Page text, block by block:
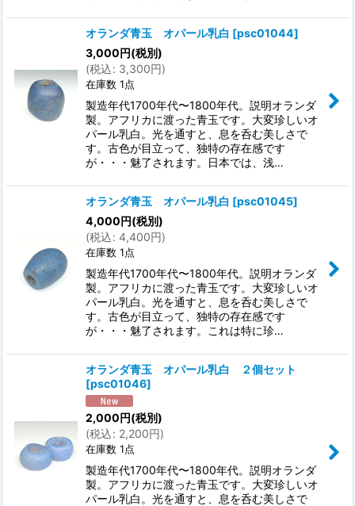
オランダ青玉 オパール乳白 [psc01044]
3,000円(税別)
(税込: 3,300円)
在庫数 1点
製造年代1700年代〜1800年代。説明オランダ
製。アフリカに渡った青玉です。大変珍しいオ
パール乳白。光を通すと、息を呑む美しさで
す。古色が目立って、独特の存在感です
が・・・魅了されます。日本では、浅…
オランダ青玉 オパール乳白 [psc01045]
4,000円(税別)
(税込: 4,400円)
在庫数 1点
製造年代1700年代〜1800年代。説明オランダ
製。アフリカに渡った青玉です。大変珍しいオ
パール乳白。光を通すと、息を呑む美しさで
す。古色が目立って、独特の存在感です
が・・・魅了されます。これは特に珍…
オランダ青玉 オパール乳白 ２個セット
[psc01046]
2,000円(税別)
(税込: 2,200円)
在庫数 1点
製造年代1700年代〜1800年代。説明オランダ
製。アフリカに渡った青玉です。大変珍しいオ
パール乳白。光を通すと、息を呑む美しさで